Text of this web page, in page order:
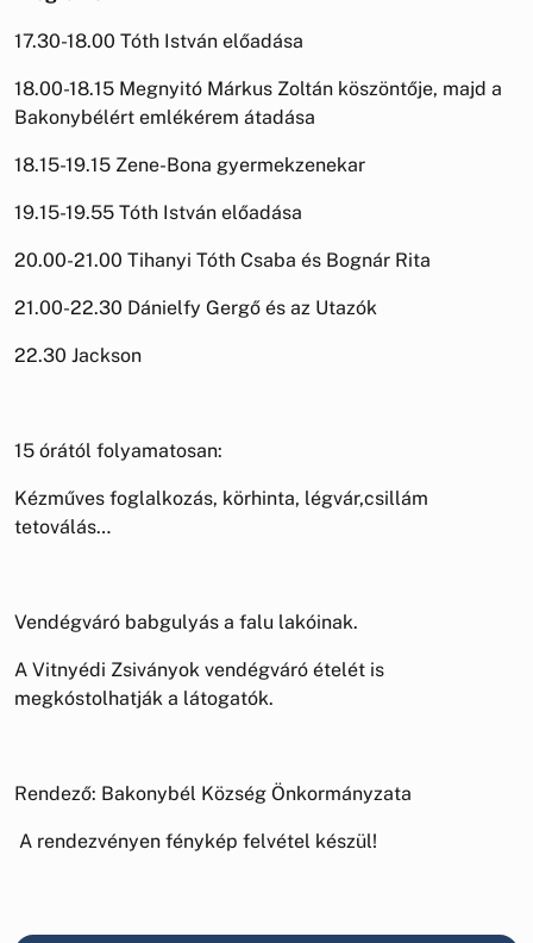
17.30-18.00 Tóth István előadása
18.00-18.15 Megnyitó Márkus Zoltán köszöntője, majd a
Bakonybélért emlékérem átadása
18.15-19.15 Zene-Bona gyermekzenekar
19.15-19.55 Tóth István előadása
20.00-21.00 Tihanyi Tóth Csaba és Bognár Rita
21.00-22.30 Dánielfy Gergő és az Utazók
22.30 Jackson
15 órától folyamatosan:
Kézműves foglalkozás, körhinta, légvár,csillám
tetoválás…
Vendégváró babgulyás a falu lakóinak.
A Vitnyédi Zsiványok vendégváró ételét is
megkóstolhatják a látogatók.
Rendező: Bakonybél Község Önkormányzata
A rendezvényen fénykép felvétel készül!